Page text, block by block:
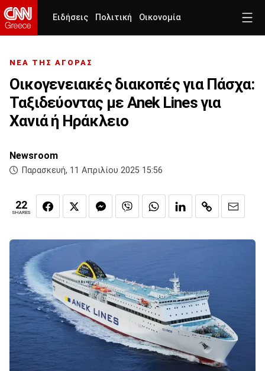
Ειδήσεις Πολιτική Οικονομία
ΝΕΑ ΤΗΣ ΑΓΟΡΑΣ
Οικογενειακές διακοπές για Πάσχα:
Ταξιδεύοντας με Anek Lines για
Χανιά ή Ηράκλειο
Newsroom
Παρασκευή, 11 Απριλίου 2025 15:56
22
SHARES